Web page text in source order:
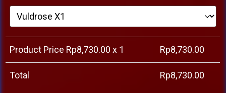
Product Price Rp8,730.00 x 1 Rp8,730.00
Total Rp8,730.00